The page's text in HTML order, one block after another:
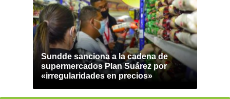
Sundde sanciona a la cadena de
supermercados Plan Suárez por
«irregularidades en precios»